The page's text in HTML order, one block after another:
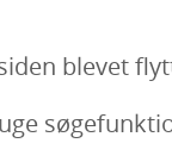
blevet